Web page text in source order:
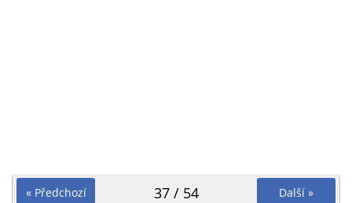
« Předchozí Další »
37 / 54